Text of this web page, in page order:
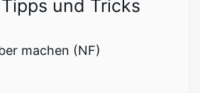
und Tricks